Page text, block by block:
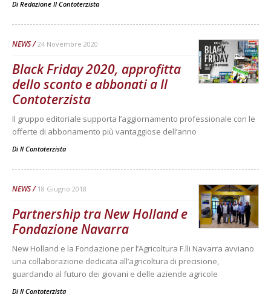
Di Redazione Il Contoterzista
NEWS 24 Novembre 2020
Black Friday 2020, approfitta
dello sconto e abbonati a Il
Contoterzista
Il gruppo editoriale supporta l’aggiornamento professionale con le
offerte di abbonamento più vantaggiose dell’anno
Di Il Contoterzista
NEWS 18 Giugno 2018
Partnership tra New Holland e
Fondazione Navarra
New Holland e la Fondazione per l’Agricoltura F.lli Navarra avviano
una collaborazione dedicata all’agricoltura di precisione,
guardando al futuro dei giovani e delle aziende agricole
Di Il Contoterzista